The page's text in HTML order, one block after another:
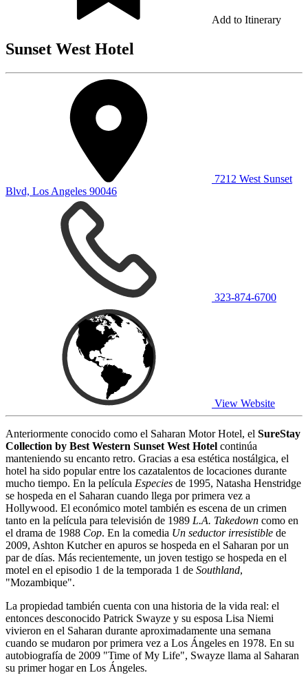
Add to Itinerary
Sunset West Hotel
7212 West Sunset
Blvd, Los Angeles 90046
323-874-6700
View Website
Anteriormente conocido como el Saharan Motor Hotel, el SureStay
Collection by Best Western Sunset West Hotel continúa
manteniendo su encanto retro. Gracias a esa estética nostálgica, el
hotel ha sido popular entre los cazatalentos de locaciones durante
mucho tiempo. En la película Especies de 1995, Natasha Henstridge
se hospeda en el Saharan cuando llega por primera vez a
Hollywood. El económico motel también es escena de un crimen
tanto en la película para televisión de 1989 L.A. Takedown como en
el drama de 1988 Cop. En la comedia Un seductor irresistible de
2009, Ashton Kutcher en apuros se hospeda en el Saharan por un
par de días. Más recientemente, un joven testigo se hospeda en el
motel en el episodio 1 de la temporada 1 de Southland,
"Mozambique".
La propiedad también cuenta con una historia de la vida real: el
entonces desconocido Patrick Swayze y su esposa Lisa Niemi
vivieron en el Saharan durante aproximadamente una semana
cuando se mudaron por primera vez a Los Ángeles en 1978. En su
autobiografía de 2009 "Time of My Life", Swayze llama al Saharan
su primer hogar en Los Ángeles.